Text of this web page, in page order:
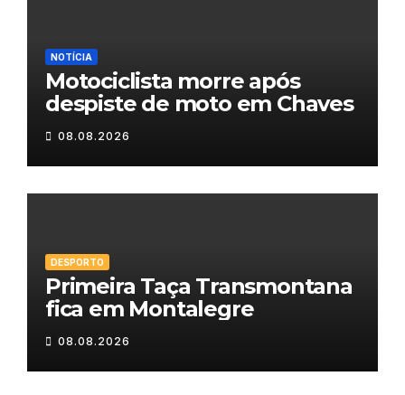
NOTÍCIA
Motociclista morre após
despiste de moto em Chaves
08.08.2026
DESPORTO
Primeira Taça Transmontana
fica em Montalegre
08.08.2026